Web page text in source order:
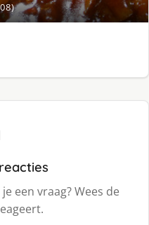
een vraag? Wees de